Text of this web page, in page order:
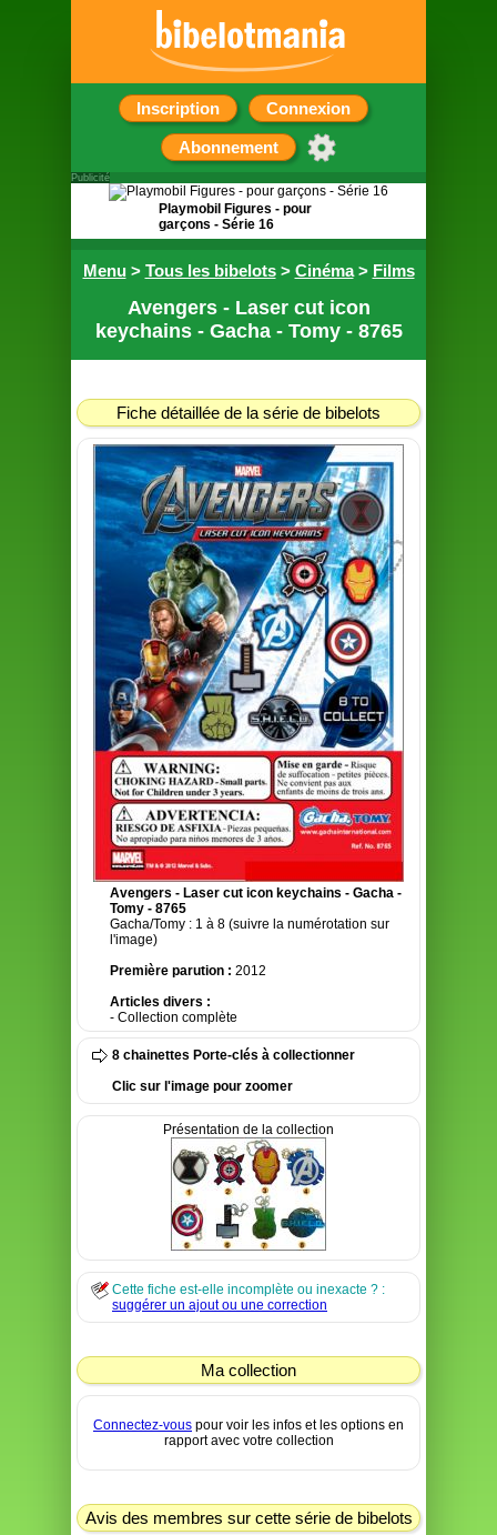
Inscription Connexion
Abonnement
Menu> Tous les bibelots> Cinéma> Films
Avengers - Laser cut icon
keychains - Gacha - Tomy - 8765
Fiche détaillée de la série de bibelots
Avengers - Laser cut icon keychains - Gacha -
Tomy - 8765
Gacha/Tomy : 1 à 8 (suivre la numérotation sur
l'image)
Première parution : 2012
Articles divers :
- Collection complète
8 chainettes Porte-clés à collectionner
Clic sur l'image pour zoomer
Présentation de la collection
Cette fiche est-elle incomplète ou inexacte ? :
suggérer un ajout ou une correction
Ma collection
Connectez-vous pour voir les infos et les options en
rapport avec votre collection
Avis des membres sur cette série de bibelots
Publicité
Playmobil Figures - pour
garçons - Série 16
une figurine